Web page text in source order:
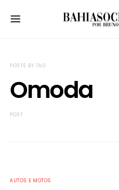
POSTS BY TAG
Omoda
POST
AUTOS E MOTOS